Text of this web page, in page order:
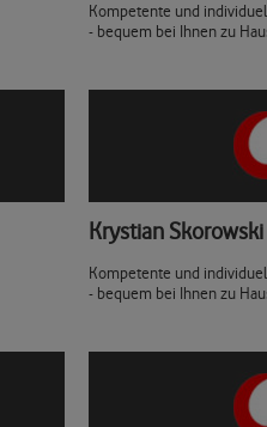
Kompetente und
- bequem bei Ihnen zu
Krystian Skorowski
Kompetente und
- bequem bei Ihnen zu